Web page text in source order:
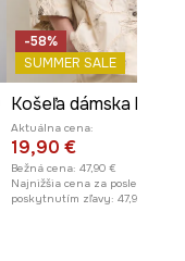
-58%
SUMMER SALE
Aktuálna cena:
19,90 €
Bežná cena: 47,90 €
Najnižšia cena za posledných
poskytnutím zľavy: 47,90 €